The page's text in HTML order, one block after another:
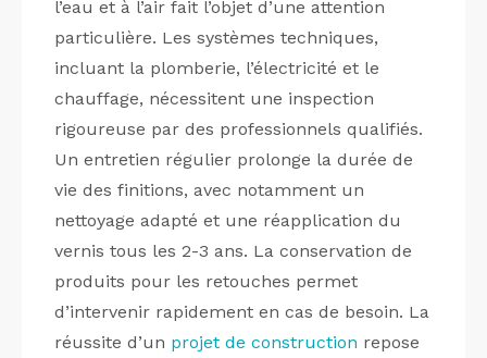
l’eau et à l’air fait l’objet d’une attention
particulière. Les systèmes techniques,
incluant la plomberie, l’électricité et le
chauffage, nécessitent une inspection
rigoureuse par des professionnels qualifiés.
Un entretien régulier prolonge la durée de
vie des finitions, avec notamment un
nettoyage adapté et une réapplication du
vernis tous les 2-3 ans. La conservation de
produits pour les retouches permet
d’intervenir rapidement en cas de besoin. La
réussite d’un projet de construction repose